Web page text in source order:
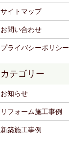
サイトマップ
お問い合わせ
プライバシーポリシー
お知らせ
リフォーム施工事例
新築施工事例